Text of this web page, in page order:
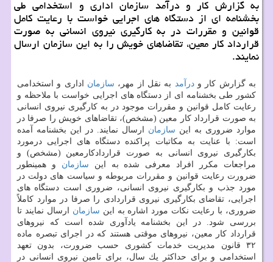
به گزارش كار و درآمد سازمان اداری و استخدامی طی
بخشنامه ای از دستگاه های اجرایی خواست با رعایت كامل
قوانین و مقررات در به كارگیری نیروی انسانی به صورت
قرارداد كار معین، تقاضاهای خویش را به این سازمان ارسال
نمایند.
به گزارش كار ودرآمد به نقل از مهر، سازمان اداری و استخدامی
كشور طی بخشنامه ای از دستگاه های اجرایی خواست با ملاحظه و
رعایت كامل قوانین و مقررات موجود در به كارگیری نیروی انسانی
به صورت قرارداد كار معین (مشخص)، تقاضاهای خویش را صرفا در
موارد ضروری به این سازمان ارسال نمایند. در این بخشنامه آمده
است: با عنایت به مكاتبات پراكنده دستگاه های اجرایی درمورد
بكارگیری نیروی انسانی به صورت قراردادكارمعین (مشخص) و
مراجعات مكرر افراد معرفی شده به این سازمان و همینطور
ضرورت رعایت قوانین و مقررات مربوطه و سیاست های دولت در
مورد جذب و بكارگیری نیروی انسانی، ضروری است دستگاه های
اجرایی، تقاضای بكارگیری نیروی قراردادی را صرفا در موارد كاملاً
ضروری، با رعایت نكات مورد اشاره به این سازمان ارسال نمایند تا
بررسی شود. در این بخشنامه یادآوری شده است كه نیروهای
قرارداد كار معین، نیروهای موقتی هستند كه در اجرای تبصره ماده
۳۲ قانون مدیریت خدمات كشوری حسب ضرورت، بدون تعهد
استخدامی و برای حداكثر یك سال، برای تامین نیروی انسانی در